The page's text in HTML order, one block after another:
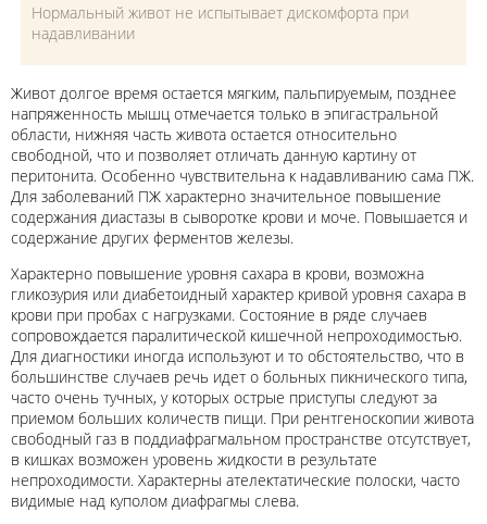
Нормальный живот не испытывает дискомфорта при
надавливании
Живот долгое время остается мягким, пальпируемым, позднее
напряженность мышц отмечается только в эпигастральной
области, нижняя часть живота остается относительно
свободной, что и позволяет отличать данную картину от
перитонита. Особенно чувствительна к надавливанию сама ПЖ.
Для заболеваний ПЖ характерно значительное повышение
содержания диастазы в сыворотке крови и моче. Повышается и
содержание других ферментов железы.
Характерно повышение уровня сахара в крови, возможна
гликозурия или диабетоидный характер кривой уровня сахара в
крови при пробах с нагрузками. Состояние в ряде случаев
сопровождается паралитической кишечной непроходимостью.
Для диагностики иногда используют и то обстоятельство, что в
большинстве случаев речь идет о больных пикнического типа,
часто очень тучных, у которых острые приступы следуют за
приемом больших количеств пищи. При рентгеноскопии живота
свободный газ в поддиафрагмальном пространстве отсутствует,
в кишках возможен уровень жидкости в результате
непроходимости. Характерны ателектатические полоски, часто
видимые над куполом диафрагмы слева.